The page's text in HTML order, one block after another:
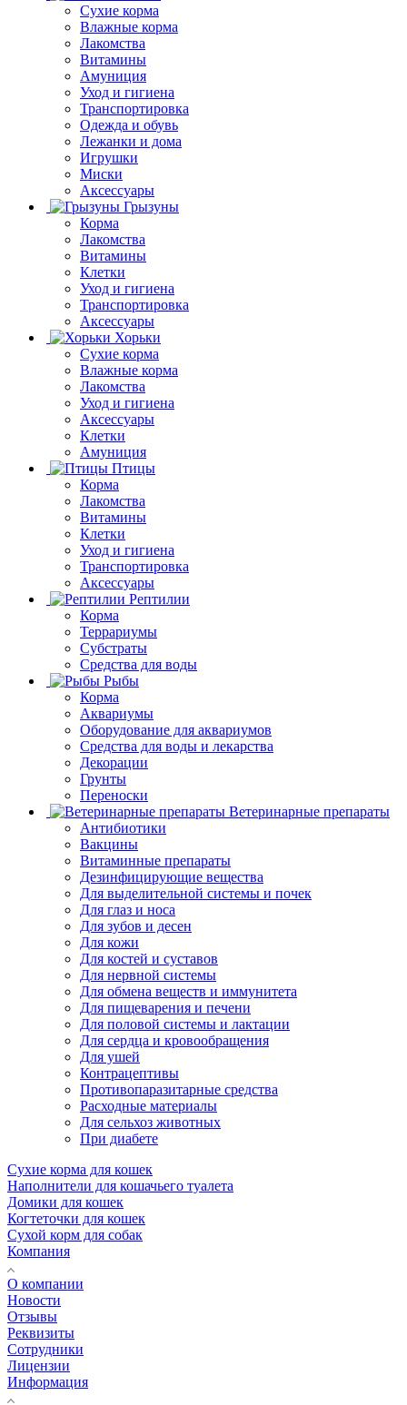
Сухие корма
Влажные корма
Лакомства
Витамины
Амуниция
Уход и гигиена
Транспортировка
Одежда и обувь
Лежанки и дома
Игрушки
Миски
Аксессуары
Грызуны
Корма
Лакомства
Витамины
Клетки
Уход и гигиена
Транспортировка
Аксессуары
Хорьки
Сухие корма
Влажные корма
Лакомства
Уход и гигиена
Аксессуары
Клетки
Амуниция
Птицы
Корма
Лакомства
Витамины
Клетки
Уход и гигиена
Транспортировка
Аксессуары
Рептилии
Корма
Террариумы
Субстраты
Средства для воды
Рыбы
Корма
Аквариумы
Оборудование для аквариумов
Средства для воды и лекарства
Декорации
Грунты
Переноски
Ветеринарные препараты
Антибиотики
Вакцины
Витаминные препараты
Дезинфицирующие вещества
Для выделительной системы и почек
Для глаз и носа
Для зубов и десен
Для кожи
Для костей и суставов
Для нервной системы
Для обмена веществ и иммунитета
Для пищеварения и печени
Для половой системы и лактации
Для сердца и кровообращения
Для ушей
Контрацептивы
Противопаразитарные средства
Расходные материалы
Для сельхоз животных
При диабете
Сухие корма для кошек
Наполнители для кошачьего туалета
Домики для кошек
Когтеточки для кошек
Сухой корм для собак
Компания
О компании
Новости
Отзывы
Реквизиты
Сотрудники
Лицензии
Информация